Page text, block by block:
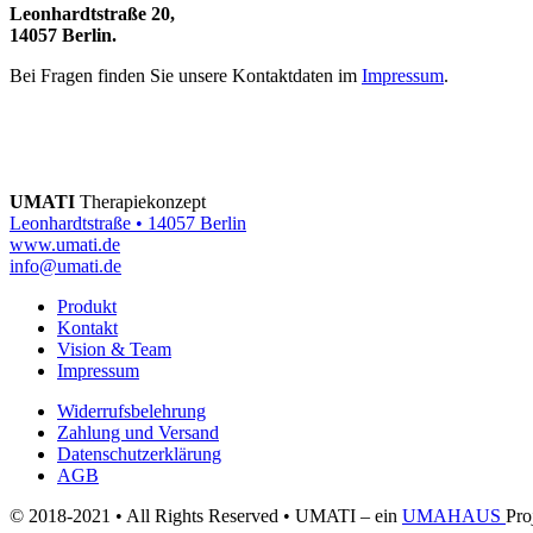
Leonhardtstraße 20,
14057 Berlin.
Bei Fragen finden Sie unsere Kontaktdaten im Impressum.
UMATI Therapiekonzept
Leonhardtstraße • 14057 Berlin
www.umati.de
info@umati.de
Produkt
Kontakt
Vision & Team
Impressum
Widerrufsbelehrung
Zahlung und Versand
Datenschutzerklärung
AGB
© 2018-2021 • All Rights Reserved • UMATI – ein UMAHAUS